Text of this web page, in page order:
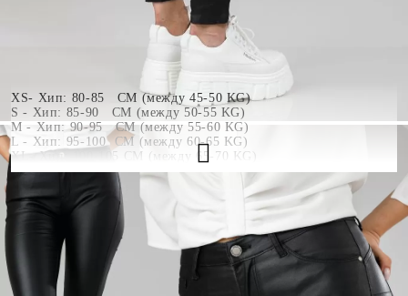
XS- Хип: 80-85 CM (между 45-50 KG)
S - Хип: 85-90 CM (между 50-55 KG)
M - Хип: 90-95 CM (между 55-60 KG)
L - Хип: 95-100 CM (между 60-65 KG)
XL- Хип: 100-105 CM (между 65-70 KG)
Моделът е 170 см / 55 кг и позира в размер S.
👠 Пробвай виртуално — виж как ти стои!